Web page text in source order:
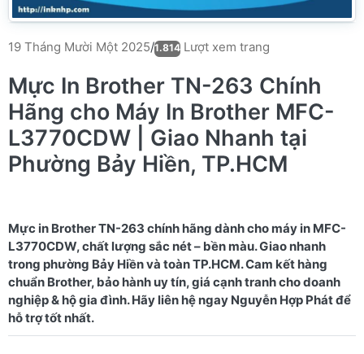
19 Tháng Mười Một 2025/1.814 Lượt xem trang
Mực In Brother TN-263 Chính
Hãng cho Máy In Brother MFC-
L3770CDW | Giao Nhanh tại
Phường Bảy Hiền, TP.HCM
Mực in Brother TN-263 chính hãng dành cho máy in MFC-
L3770CDW, chất lượng sắc nét – bền màu. Giao nhanh
trong phường Bảy Hiền và toàn TP.HCM. Cam kết hàng
chuẩn Brother, bảo hành uy tín, giá cạnh tranh cho doanh
nghiệp & hộ gia đình. Hãy liên hệ ngay Nguyễn Hợp Phát để